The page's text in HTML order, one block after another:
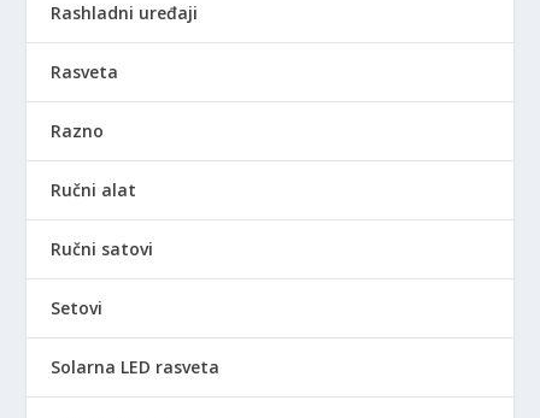
Rashladni uređaji
Rasveta
Razno
Ručni alat
Ručni satovi
Setovi
Solarna LED rasveta